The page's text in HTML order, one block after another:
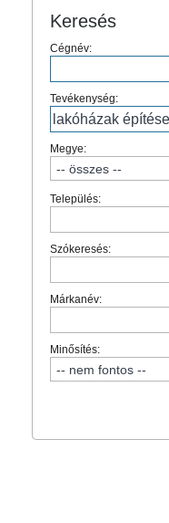
Keresés
Cégnév:
Tevékenység:
Megye:
Település:
Szókeresés:
Márkanév:
Minősítés: